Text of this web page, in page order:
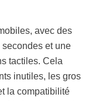
avec des
et une
tactiles. Cela
inutiles, les gros
la compatibilité